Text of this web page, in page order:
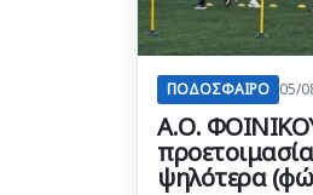
ΠΟΔΟΣΦΑΙΡΟ 05/
Α.Ο.
ψηλότερα